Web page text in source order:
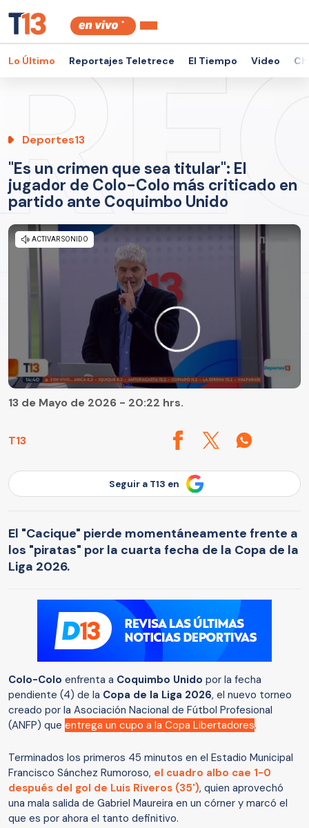
Lo Último Reportajes Teletrece El Tiempo Video
Deportes13
"Es un crimen que sea titular": El
jugador de Colo-Colo más criticado en
partido ante Coquimbo Unido
T13
13 de Mayo de 2026 - 20:22 hrs.
Seguir a T13 en
El "Cacique" pierde momentáneamente frente a
los "piratas" por la cuarta fecha de la Copa de la
Liga 2026.
Colo-Colo enfrenta a Coquimbo Unido por la fecha
pendiente (4) de la Copa de la Liga 2026, el nuevo torneo
creado por la Asociación Nacional de Fútbol Profesional
(ANFP) que entrega un cupo a la Copa Libertadores.
Terminados los primeros 45 minutos en el Estadio Municipal
Francisco Sánchez Rumoroso, el cuadro albo cae 1-0
después del gol de Luis Riveros (35'), quien aprovechó
una mala salida de Gabriel Maureira en un córner y marcó el
que es por ahora el tanto definitivo.